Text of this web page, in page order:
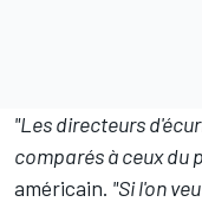
"Les directeurs
comparés à ceux du
américain. "Si l'on